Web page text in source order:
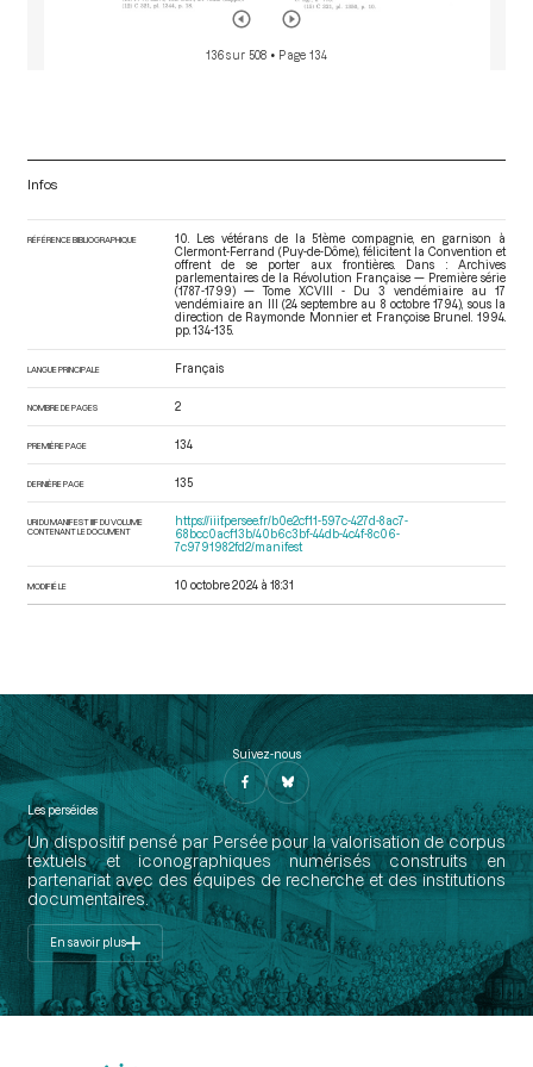
136 sur 508 • Page 134
Infos
RÉFÉRENCE BIBLIOGRAPHIQUE
10. Les vétérans de la 51ème compagnie, en garnison à
Clermont-Ferrand (Puy-de-Dôme), félicitent la Convention et
offrent de se porter aux frontières. Dans : Archives
parlementaires de la Révolution Française — Première série
(1787-1799) — Tome XCVIII - Du 3 vendémiaire au 17
vendémiaire an III (24 septembre au 8 octobre 1794) , sous la
direction de Raymonde Monnier et Françoise Brunel. 1994.
pp. 134-135.
LANGUE PRINCIPALE Français
NOMBRE DE PAGES 2
PREMIÈRE PAGE 134
DERNIÈRE PAGE 135
URI DU MANIFEST IIIF DU VOLUME
CONTENANT LE DOCUMENT
https://iiif.persee.fr/b0e2cf11-597c-427d-8ac7-
68bcc0acf13b/40b6c3bf-44db-4c4f-8c06-
7c9791982fd2/manifest
MODIFIÉ LE 10 octobre 2024 à 18:31
Suivez-nous
Les perséides
Un dispositif pensé par Persée pour la valorisation de corpus
textuels et iconographiques numérisés construits en
partenariat avec des équipes de recherche et des institutions
documentaires.
En savoir plus